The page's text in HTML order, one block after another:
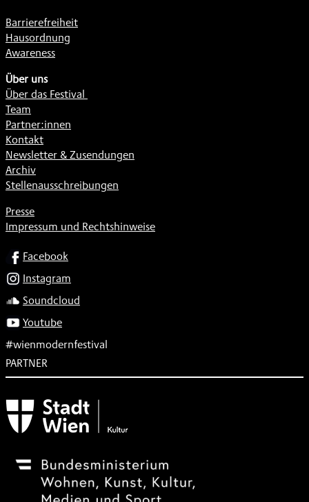
Barrierefreiheit
Hausordnung
Awareness
Über uns
Über das Festival
Team
Partner:innen
Kontakt
Newsletter & Zusendungen
Archiv
Stellenausschreibungen
Presse
Impressum und Rechtshinweise
SOCIALFacebook
Instagram
Soundcloud
Youtube
#wienmodernfestival
PARTNER
Subventionsgeber